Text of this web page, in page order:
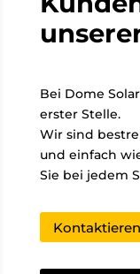
Bei Dome
erster Stelle.
Wir sind
und einfach
Sie bei jedem